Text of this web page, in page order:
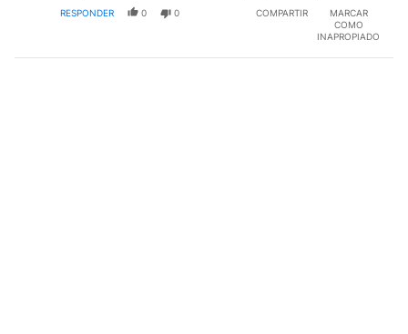
RESPONDER 0 0 COMPARTIR
MARCAR
COMO
INAPROPIADO